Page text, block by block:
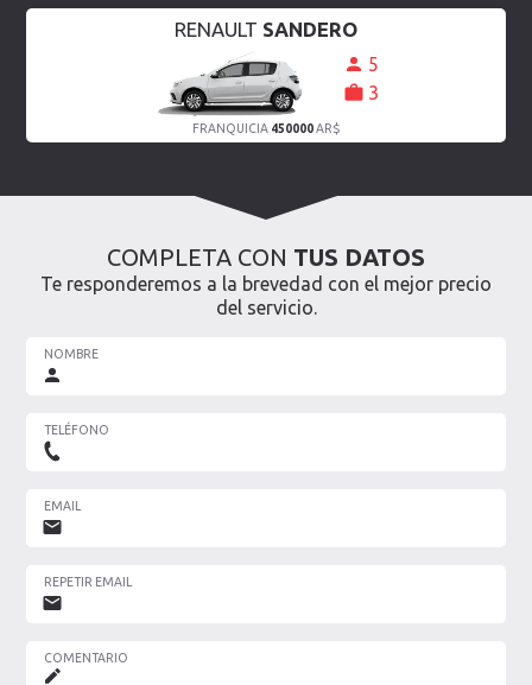
RENAULT SANDERO
5
3
FRANQUICIA 450000AR$
COMPLETA CON TUS DATOS
Te responderemos a la brevedad con el mejor precio
del servicio.
NOMBRE
TELÉFONO
EMAIL
REPETIR EMAIL
COMENTARIO